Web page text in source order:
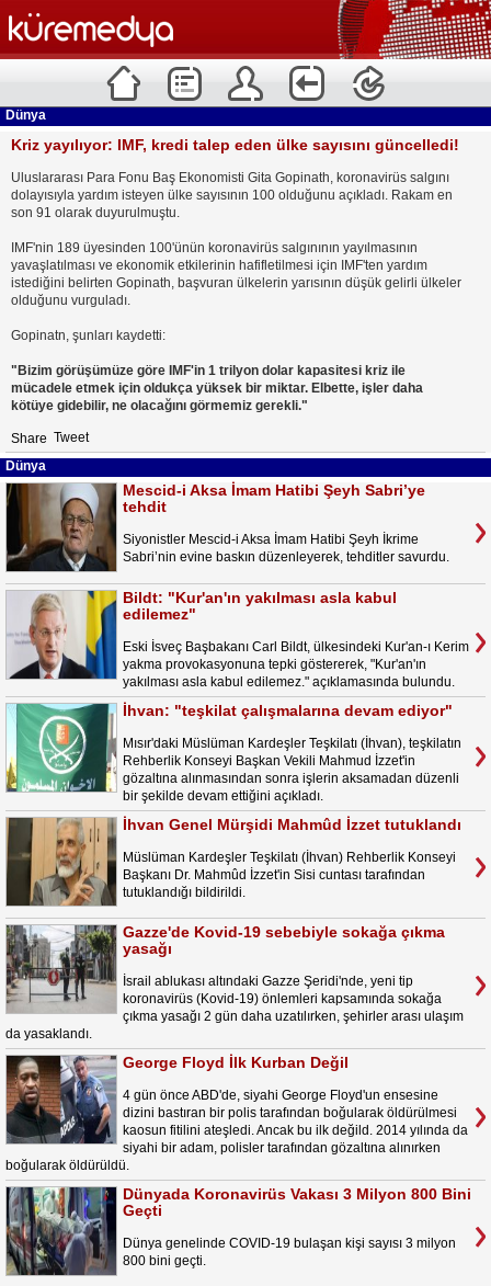
Dünya
Kriz yayılıyor: IMF, kredi talep eden ülke sayısını güncelledi!
Uluslararası Para Fonu Baş Ekonomisti Gita Gopinath, koronavirüs salgını
dolayısıyla yardım isteyen ülke sayısının 100 olduğunu açıkladı. Rakam en
son 91 olarak duyurulmuştu.
IMF'nin 189 üyesinden 100'ünün koronavirüs salgınının yayılmasının
yavaşlatılması ve ekonomik etkilerinin hafifletilmesi için IMF'ten yardım
istediğini belirten Gopinath, başvuran ülkelerin yarısının düşük gelirli ülkeler
olduğunu vurguladı.
Gopinatn, şunları kaydetti:
"Bizim görüşümüze göre IMF'in 1 trilyon dolar kapasitesi kriz ile
mücadele etmek için oldukça yüksek bir miktar. Elbette, işler daha
kötüye gidebilir, ne olacağını görmemiz gerekli."
Share Tweet
Dünya
Mescid-i Aksa İmam Hatibi Şeyh Sabri’ye
tehdit
Siyonistler Mescid-i Aksa İmam Hatibi Şeyh İkrime
Sabri’nin evine baskın düzenleyerek, tehditler savurdu.
Bildt: "Kur'an'ın yakılması asla kabul
edilemez"
Eski İsveç Başbakanı Carl Bildt, ülkesindeki Kur'an-ı Kerim
yakma provokasyonuna tepki göstererek, "Kur'an'ın
yakılması asla kabul edilemez." açıklamasında bulundu.
İhvan: "teşkilat çalışmalarına devam ediyor"
Mısır'daki Müslüman Kardeşler Teşkilatı (İhvan), teşkilatın
Rehberlik Konseyi Başkan Vekili Mahmud İzzet'in
gözaltına alınmasından sonra işlerin aksamadan düzenli
bir şekilde devam ettiğini açıkladı.
İhvan Genel Mürşidi Mahmûd İzzet tutuklandı
Müslüman Kardeşler Teşkilatı (İhvan) Rehberlik Konseyi
Başkanı Dr. Mahmûd İzzet'in Sisi cuntası tarafından
tutuklandığı bildirildi.
Gazze'de Kovid-19 sebebiyle sokağa çıkma
yasağı
İsrail ablukası altındaki Gazze Şeridi'nde, yeni tip
koronavirüs (Kovid-19) önlemleri kapsamında sokağa
çıkma yasağı 2 gün daha uzatılırken, şehirler arası ulaşım
da yasaklandı.
George Floyd İlk Kurban Değil
4 gün önce ABD'de, siyahi George Floyd'un ensesine
dizini bastıran bir polis tarafından boğularak öldürülmesi
kaosun fitilini ateşledi. Ancak bu ilk değild. 2014 yılında da
siyahi bir adam, polisler tarafından gözaltına alınırken
boğularak öldürüldü.
Dünyada Koronavirüs Vakası 3 Milyon 800 Bini
Geçti
Dünya genelinde COVID-19 bulaşan kişi sayısı 3 milyon
800 bini geçti.